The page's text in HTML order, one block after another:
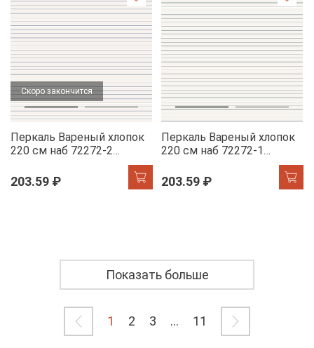
Скоро закончится
Перкаль Вареный хлопок
220 см наб 72272-2
203.59 ₽
Перкаль Вареный хлопок
220 см наб 72272-1
203.59 ₽
Показать больше
1 2 3 ... 11